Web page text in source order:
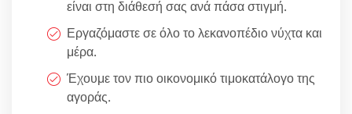
είναι στη διάθεσή σας ανά πάσα στιγμή.
Εργαζόμαστε σε όλο το λεκανοπέδιο νύχτα και
μέρα.
Έχουμε τον πιο οικονομικό τιμοκατάλογο της
αγοράς.